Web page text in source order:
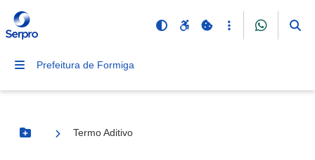
Prefeitura de Formiga
Botão Menu
Termo Aditivo